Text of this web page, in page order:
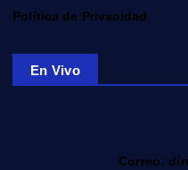
Política de Privacidad
En Vivo
Correo: